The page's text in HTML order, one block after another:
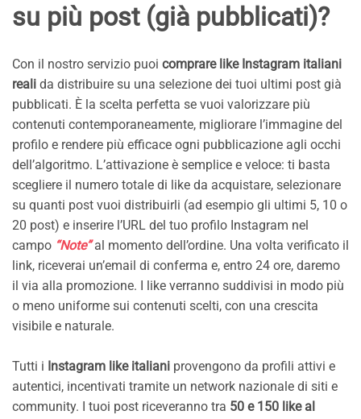
su più post (già pubblicati)?
Con il nostro servizio puoi comprare like Instagram italiani
reali da distribuire su una selezione dei tuoi ultimi post già
pubblicati. È la scelta perfetta se vuoi valorizzare più
contenuti contemporaneamente, migliorare l’immagine del
profilo e rendere più efficace ogni pubblicazione agli occhi
dell’algoritmo. L’attivazione è semplice e veloce: ti basta
scegliere il numero totale di like da acquistare, selezionare
su quanti post vuoi distribuirli (ad esempio gli ultimi 5, 10 o
20 post) e inserire l’URL del tuo profilo Instagram nel
campo “Note”al momento dell’ordine. Una volta verificato il
link, riceverai un’email di conferma e, entro 24 ore, daremo
il via alla promozione. I like verranno suddivisi in modo più
o meno uniforme sui contenuti scelti, con una crescita
visibile e naturale.
Tutti i Instagram like italiani provengono da profili attivi e
autentici, incentivati tramite un network nazionale di siti e
community. I tuoi post riceveranno tra 50 e 150 like al